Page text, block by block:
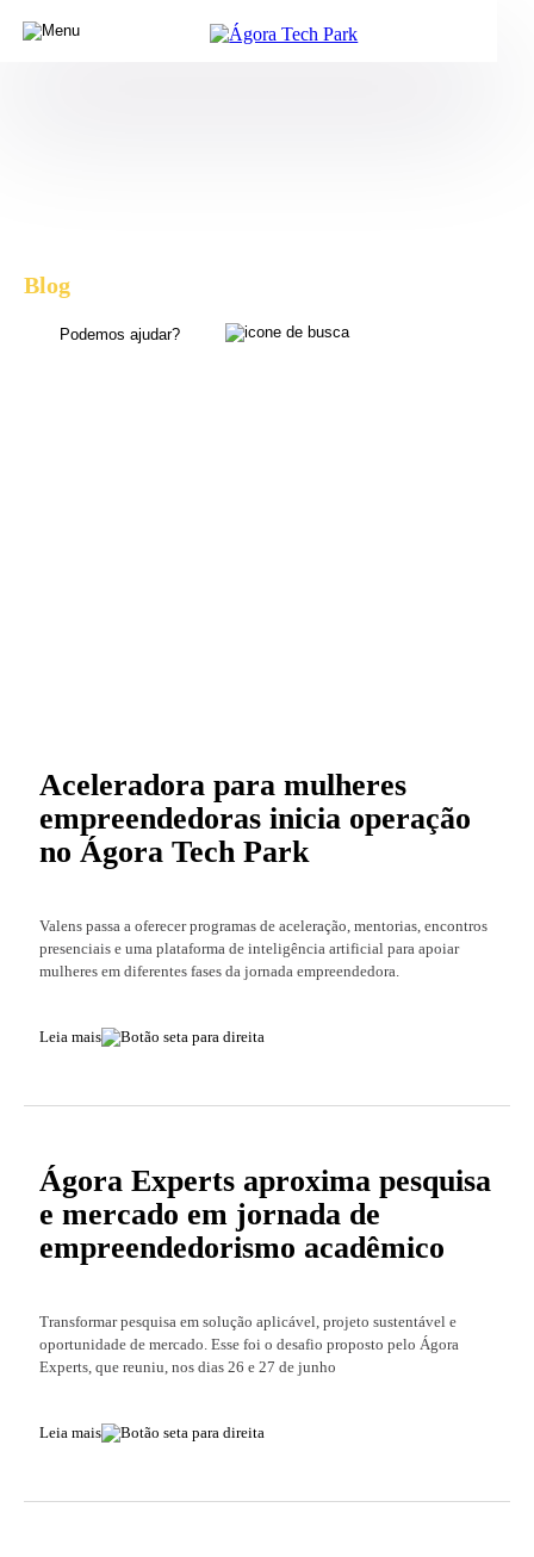
Blog
Aceleradora para mulheres
empreendedoras inicia operação
no Ágora Tech Park
Valens passa a oferecer programas de aceleração, mentorias, encontros
presenciais e uma plataforma de inteligência artificial para apoiar
mulheres em diferentes fases da jornada empreendedora.
Leia mais
Ágora Experts aproxima pesquisa
e mercado em jornada de
empreendedorismo acadêmico
Transformar pesquisa em solução aplicável, projeto sustentável e
oportunidade de mercado. Esse foi o desafio proposto pelo Ágora
Experts, que reuniu, nos dias 26 e 27 de junho
Leia mais